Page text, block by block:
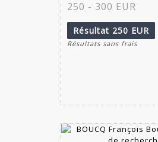
250 - 300 EUR
Résultat 250 EUR
Résultats sans frais